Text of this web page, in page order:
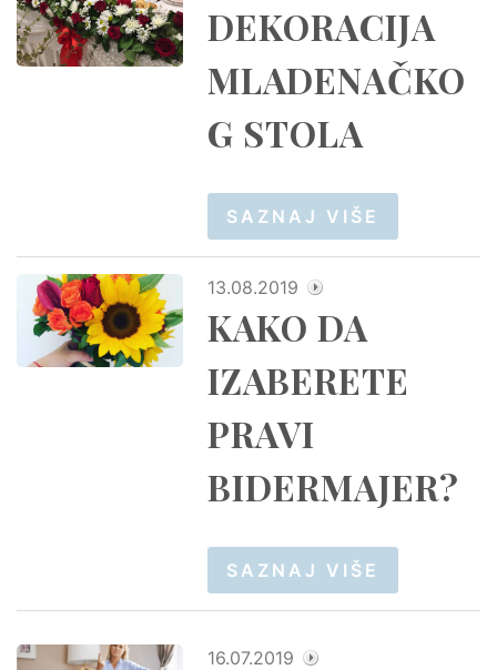
DEKORACIJA
MLADENAČKO
G STOLA
SAZNAJ VIŠE
13.08.2019
KAKO DA
IZABERETE
PRAVI
BIDERMAJER?
SAZNAJ VIŠE
16.07.2019